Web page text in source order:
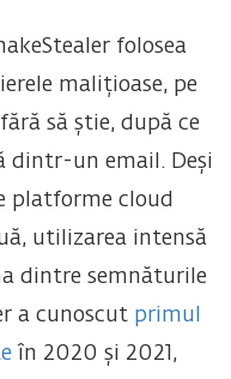
folosea
malițioase, pe
să știe, după ce
dintr-un email. Deși
platforme cloud
utilizarea intensă
dintre semnăturile
a cunoscut primul
în 2020 și 2021,